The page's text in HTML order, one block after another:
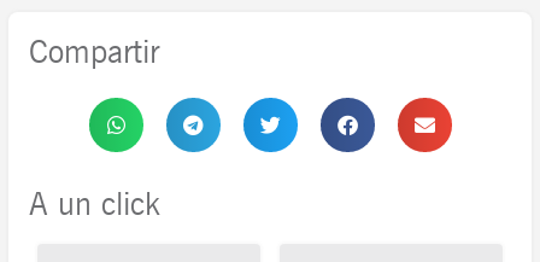
Compartir
A un click